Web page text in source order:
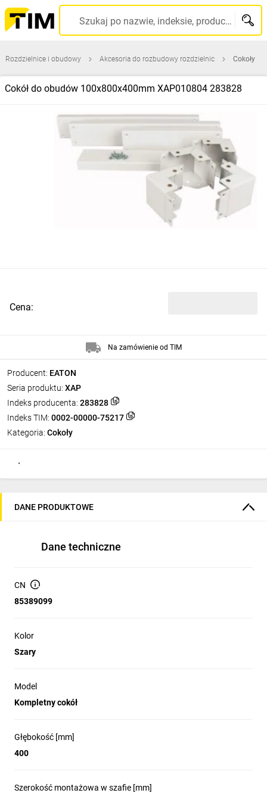
Szukaj po nazwie, indeksie, producencie, kodzie kreskowym...
Rozdzielnice i obudowy Akcesoria do rozbudowy rozdzielnic Cokoły
Cokół do obudów 100x800x400mm XAP010804 283828
Producent: EATON
Seria produktu: XAP
Indeks producenta: 283828
Indeks TIM: 0002-00000-75217
Kategoria: Cokoły
Cena:
Na zamówienie od TIM
DANE PRODUKTOWE
Dane techniczne
CN
85389099
Kolor
Szary
Model
Kompletny cokół
Głębokość [mm]
400
Szerokość montażowa w szafie [mm]